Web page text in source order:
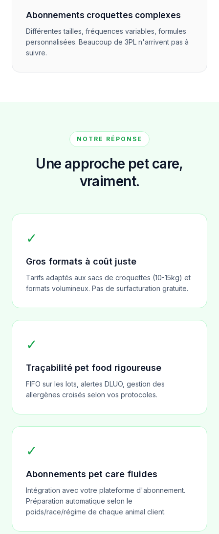
Abonnements croquettes complexes
Différentes tailles, fréquences variables, formules
personnalisées. Beaucoup de 3PL n'arrivent pas à
suivre.
NOTRE RÉPONSE
Une approche pet care,
vraiment.
✓
Gros formats à coût juste
Tarifs adaptés aux sacs de croquettes (10-15kg) et
formats volumineux. Pas de surfacturation gratuite.
✓
Traçabilité pet food rigoureuse
FIFO sur les lots, alertes DLUO, gestion des
allergènes croisés selon vos protocoles.
✓
Abonnements pet care fluides
Intégration avec votre plateforme d'abonnement.
Préparation automatique selon le
poids/race/régime de chaque animal client.